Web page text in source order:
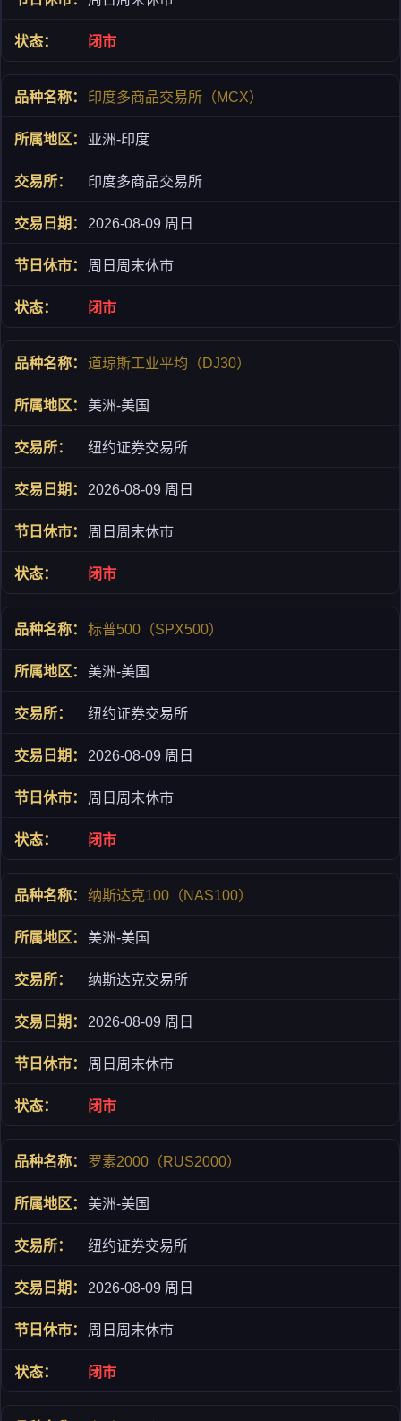
闭市
印度多商品交易所（MCX）
亚洲-印度
印度多商品交易所
2026-08-09 周日
周日周末休市
闭市
道琼斯工业平均（DJ30）
美洲-美国
纽约证券交易所
2026-08-09 周日
周日周末休市
闭市
标普500（SPX500）
美洲-美国
纽约证券交易所
2026-08-09 周日
周日周末休市
闭市
纳斯达克100（NAS100）
美洲-美国
纳斯达克交易所
2026-08-09 周日
周日周末休市
闭市
罗素2000（RUS2000）
美洲-美国
纽约证券交易所
2026-08-09 周日
周日周末休市
闭市